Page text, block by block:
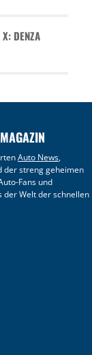
DENZA
Auto News,
der streng geheimen
Fans und
der Welt der schnellen